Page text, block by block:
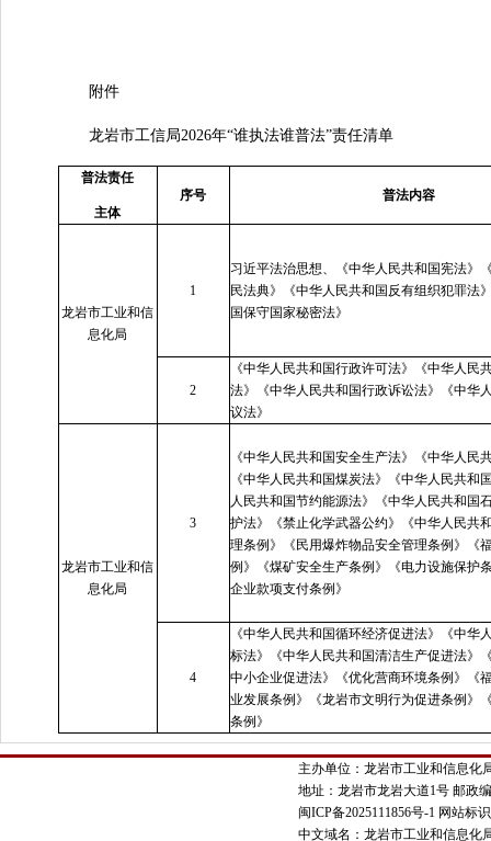
附件
龙岩市工信局2026年“谁执法谁普法”责任清单
普法责任
主体
序号 普法内容
龙岩市工业和信
息化局
1
习近平法治思想、《中华人民共和国宪法》
民法典》《中华人民共和国反有组织犯罪法
国保守国家秘密法》
2
《中华人民共和国行政许可法》《中华人民
法》《中华人民共和国行政诉讼法》《中华
议法》
龙岩市工业和信
息化局
3
《中华人民共和国安全生产法》《中华人民
《中华人民共和国煤炭法》《中华人民共和
人民共和国节约能源法》《中华人民共和国
护法》《禁止化学武器公约》《中华人民共
理条例》《民用爆炸物品安全管理条例》《
例》《煤矿安全生产条例》《电力设施保护
企业款项支付条例》
4
《中华人民共和国循环经济促进法》《中华
标法》《中华人民共和国清洁生产促进法》
中小企业促进法》《优化营商环境条例》《
业发展条例》《龙岩市文明行为促进条例》
条例》